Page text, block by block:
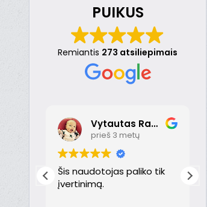
PUIKUS
Remiantis 273 atsiliepimais
Vytautas Ragaisis
prieš 3 metų
Šis naudotojas paliko tik
įvertinimą.